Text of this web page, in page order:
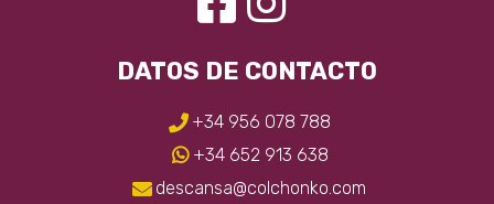
DATOS DE CONTACTO
+34 956 078 788
+34 652 913 638
descansa@colchonko.com